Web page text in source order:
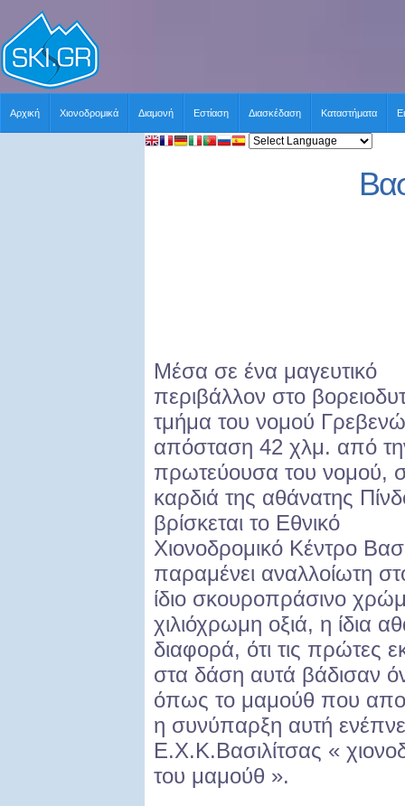
Αρχική Χιονοδρομικά Διαμονή Εστίαση Διασκέδαση Καταστήματα
Μέσα σε ένα μαγευτικό
περιβάλλον στο
τμήμα του νομού
απόσταση 42 χλμ. από
πρωτεύουσα του νομού,
καρδιά της αθάνατης
βρίσκεται το Εθνικό
Χιονοδρομικό Κέντρο
παραμένει αναλλοίωτη
ίδιο σκουροπράσινο
χιλιόχρωμη οξιά, η ίδια
διαφορά, ότι τις πρώτες
στα δάση αυτά βάδισαν
όπως το μαμούθ που
η συνύπαρξη αυτή
Ε.Χ.Κ.Βασιλίτσας «
του μαμούθ ».